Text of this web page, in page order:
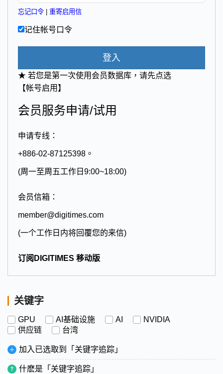
忘记口令 重寄启用信
记住帐号口令
登入
★ 若您是第一次使用会员数据库，请先点选
【帐号启用】
会员服务申请/试用
申请专线：
+886-02-87125398。
(周一至周五工作日9:00~18:00)
会员信箱：
member@digitimes.com
(一个工作日内将回覆您的来信)
订阅DIGITIMES 移动版
关键字
GPU AI基础设施 AI
NVIDIA
供应链
台湾
加入已选取到「关键字追踪」
什麽是「关键字追踪」